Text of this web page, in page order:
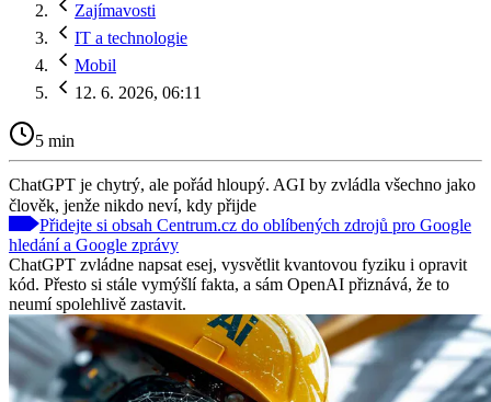
Zajímavosti
IT a technologie
Mobil
12. 6. 2026, 06:11
5 min
ChatGPT je chytrý, ale pořád hloupý. AGI by zvládla všechno jako
člověk, jenže nikdo neví, kdy přijde
Přidejte si obsah Centrum.cz do oblíbených zdrojů pro Google
hledání a Google zprávy
ChatGPT zvládne napsat esej, vysvětlit kvantovou fyziku i opravit
kód. Přesto si stále vymýšlí fakta, a sám OpenAI přiznává, že to
neumí spolehlivě zastavit.